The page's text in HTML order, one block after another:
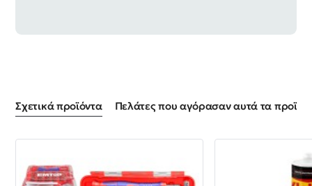
Σχετικά προϊόντα Πελάτες που αγόρασαν αυτά τα